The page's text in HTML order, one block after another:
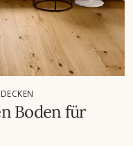
Boden für